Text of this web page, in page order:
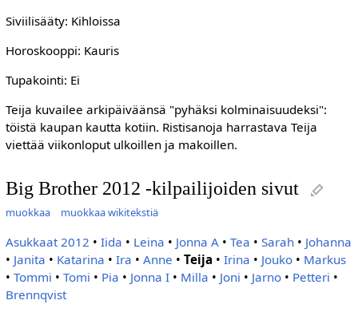
Siviilisääty: Kihloissa
Horoskooppi: Kauris
Tupakointi: Ei
Teija kuvailee arkipäiväänsä "pyhäksi kolminaisuudeksi":
töistä kaupan kautta kotiin. Ristisanoja harrastava Teija
viettää viikonloput ulkoillen ja makoillen.
Big Brother 2012 -kilpailijoiden sivut
muokkaa muokkaa wikitekstiä
Asukkaat 2012 • Iida • Leina • Jonna A • Tea • Sarah• Johanna
• Janita • Katarina • Ira • Anne • Teija • Irina • Jouko• Markus
• Tommi • Tomi • Pia • Jonna I• Milla • Joni • Jarno• Petteri •
Brennqvist